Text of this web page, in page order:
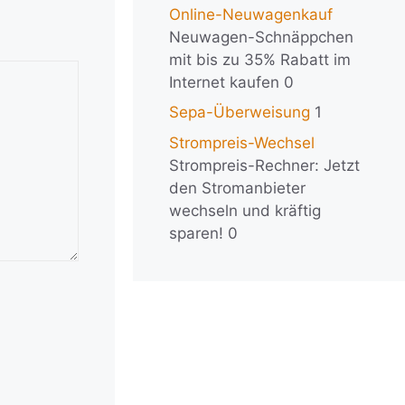
Online-Neuwagenkauf
Neuwagen-Schnäppchen
mit bis zu 35% Rabatt im
Internet kaufen 0
Sepa-Überweisung 1
Strompreis-Wechsel
Strompreis-Rechner: Jetzt
den Stromanbieter
wechseln und kräftig
sparen! 0